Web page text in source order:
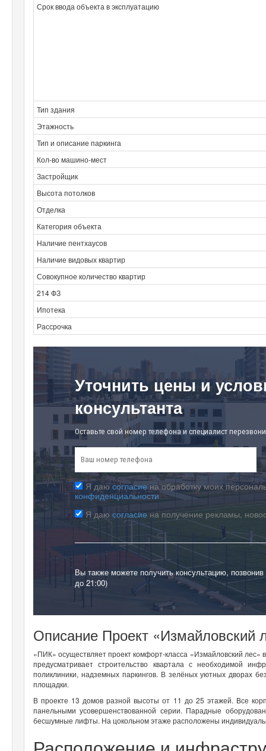
Срок ввода объекта в эксплуатацию
Тип здания
Этажность
Тип и описание паркинга
Кол-во машино-мест
Застройщик
Высота потолков
Отделка
Категория объекта
Наличие пентхаусов
Наличие видовых квартир
Совокупное количество квартир
214 ФЗ
Ипотека
Рассрочка
Уточнить цены и
консультанта
Оставьте свой номер телефона и специалист
Я даюсогласие на обработку моих
конфиденциальности
Я даю согласие на получение рекламы,
Вы также можете получить консультацию,
до 21:00)
Описание Проект «Измайловский
«ПИК» осуществляет проект комфорт-класса «Измайловский
предусматривает строительство квартала с необходимой
поликлиники, надземных паркингов. В зелёных уютных дворах
площадки.
В проекте 13 домов разной высоты от 11 до 25 этажей. Все
панельными усовершенствованной серии. Парадные
бесшумные лифты. На цокольном этаже расположены